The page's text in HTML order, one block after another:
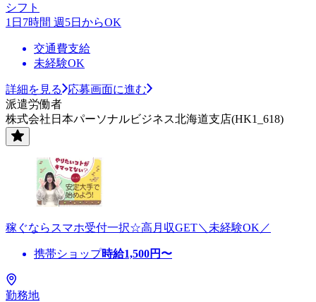
シフト
1日7時間 週5日からOK
交通費支給
未経験OK
詳細を見る
応募画面に進む
派遣労働者
株式会社日本パーソナルビジネス北海道支店(HK1_618)
稼ぐならスマホ受付一択☆高月収GET＼未経験OK／
携帯ショップ時給1,500円〜
勤務地